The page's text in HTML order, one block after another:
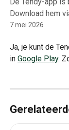
Download hem
7 mei 2026
Ja, je kunt de
in Google Play.